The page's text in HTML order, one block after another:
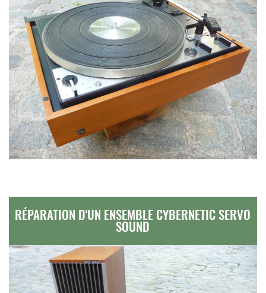
RÉPARATION D'UN ENSEMBLE CYBERNETIC SERVO
SOUND